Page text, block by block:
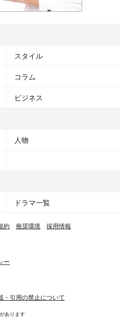
スタイル
コラム
ビジネス
人物
ドラマ一覧
約 推奨環境 採用情報
ー
・引用の禁止について
あります